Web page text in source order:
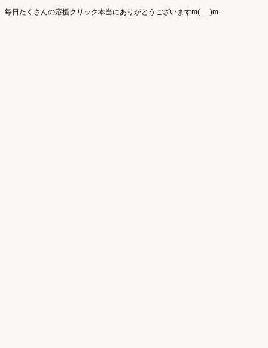
毎日たくさんの応援クリック本当にありがとうございますm(_ _)m